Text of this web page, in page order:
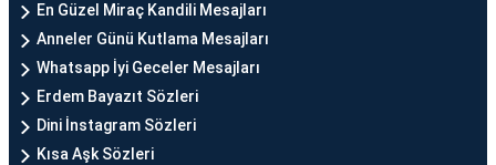
En Güzel Miraç Kandili Mesajları
Anneler Günü Kutlama Mesajları
Whatsapp İyi Geceler Mesajları
Erdem Bayazıt Sözleri
Dini İnstagram Sözleri
Kısa Aşk Sözleri